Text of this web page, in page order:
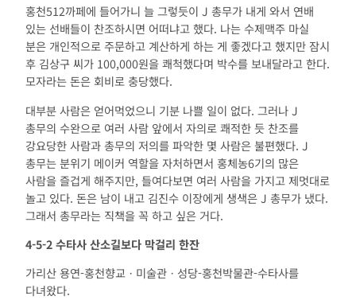
홍천512까페에 들어가니 늘 그렇듯이 J 총무가 내게 와서 연배
있는 선배들이 찬조하시면 어떠냐고 했다. 나는 수제맥주 마실
분은 개인적으로 주문하고 계산하게 하는 게 좋겠다고 했지만 잠시
후 김상구 씨가 100,000원을 쾌척했다며 박수를 보내달라고 한다.
모자라는 돈은 회비로 충당했다.
대부분 사람은 얻어먹었으니 기분 나쁠 일이 없다. 그러나 J
총무의 수완으로 여러 사람 앞에서 자의로 쾌적한 듯 찬조를
강요당한 사람과 총무의 저의를 파악한 몇 사람은 불편했다. J
총무는 분위기 메이커 역할을 자처하면서 홍체농6기의 많은
사람을 즐겁게 해주지만, 들여다보면 여러 사람을 가지고 제멋대로
놀고 있다. 돈은 남이 내고 김진수 이장에게 생색은 J 총무가 냈다.
그래서 총무라는 직책을 꼭 하고 싶은 거다.
4-5-2수타사 산소길보다 막걸리 한잔
가리산 용연-홍천향교ㆍ미술관ㆍ성당-홍천박물관-수타사를
다녀왔다.